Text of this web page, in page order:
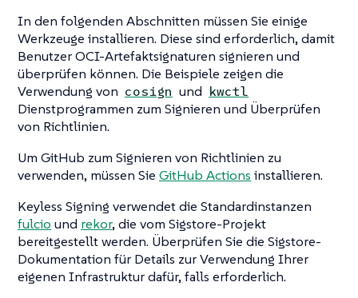
In den folgenden Abschnitten müssen Sie einige
Werkzeuge installieren. Diese sind erforderlich, damit
Benutzer OCI-Artefaktsignaturen signieren und
überprüfen können. Die Beispiele zeigen die
Verwendung von cosign und kwctl
Dienstprogrammen zum Signieren und Überprüfen
von Richtlinien.
Um GitHub zum Signieren von Richtlinien zu
verwenden, müssen Sie GitHub Actions installieren.
Keyless Signing verwendet die Standardinstanzen
fulcio und rekor, die vom Sigstore-Projekt
bereitgestellt werden. Überprüfen Sie die Sigstore-
Dokumentation für Details zur Verwendung Ihrer
eigenen Infrastruktur dafür, falls erforderlich.